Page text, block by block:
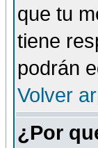
que tu
tiene
podrán
Volver
¿Por